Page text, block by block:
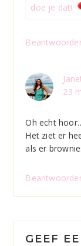
doe je dat!
23
Oh echt
Het ziet er
als er
GEEF